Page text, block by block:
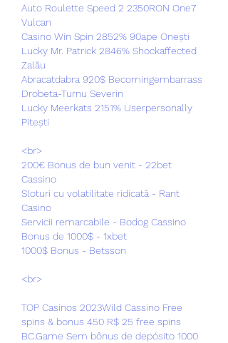
Auto Roulette Speed 2 2350RON One7
Vulcan
Casino Win Spin 2852% 90ape Onești
Lucky Mr. Patrick 2846% Shockaffected
Zalău
Abracatdabra 920$ Becomingembarrass
Drobeta-Turnu Severin
Lucky Meerkats 2151% Userpersonally
Pitești
<br>
200€ Bonus de bun venit - 22bet
Cassino
Sloturi cu volatilitate ridicată - Rant
Casino
Servicii remarcabile - Bodog Cassino
Bonus de 1000$ - 1xbet
1000$ Bonus - Betsson
<br>
TOP Casinos 2023Wild Cassino Free
spins & bonus 450 R$ 25 free spins
BC.Game Sem bônus de depósito 1000